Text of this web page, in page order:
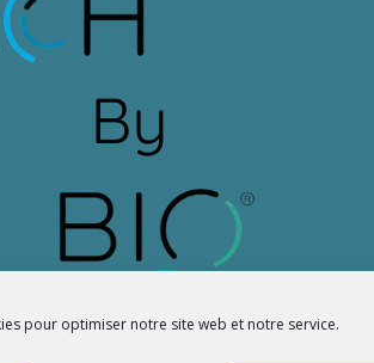
pour optimiser notre site web et notre service.